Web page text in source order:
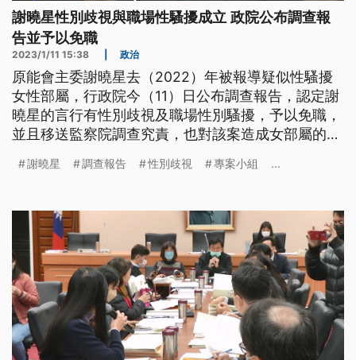
謝曉星性別歧視與職場性騷擾成立 政院公布調查報
告並予以免職
2023/1/11 15:38 政治
原能會主委謝曉星去（2022）年被報導疑似性騷擾
女性部屬，行政院今（11）日公布調查報告，認定謝
曉星的言行有性別歧視及職場性別騷擾，予以免職，
並且移送監察院調查究責，也對該案造成女部屬的負
謝曉星 調查報告 性別歧視 專案小組 ...